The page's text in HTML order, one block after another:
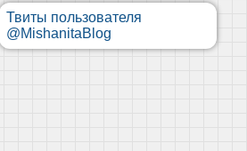
Твиты пользователя
@MishanitaBlog